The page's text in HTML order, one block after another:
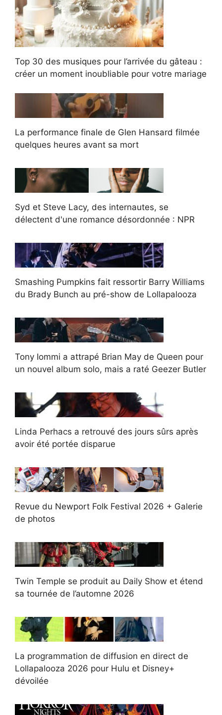
Top 30 des musiques pour l’arrivée du gâteau :
créer un moment inoubliable pour votre mariage
La performance finale de Glen Hansard filmée
quelques heures avant sa mort
Syd et Steve Lacy, des internautes, se
délectent d'une romance désordonnée : NPR
Smashing Pumpkins fait ressortir Barry Williams
du Brady Bunch au pré-show de Lollapalooza
Tony Iommi a attrapé Brian May de Queen pour
un nouvel album solo, mais a raté Geezer Butler
Linda Perhacs a retrouvé des jours sûrs après
avoir été portée disparue
Revue du Newport Folk Festival 2026 + Galerie
de photos
Twin Temple se produit au Daily Show et étend
sa tournée de l’automne 2026
La programmation de diffusion en direct de
Lollapalooza 2026 pour Hulu et Disney+
dévoilée